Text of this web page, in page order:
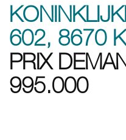
602, 8670
PRIX
995.000